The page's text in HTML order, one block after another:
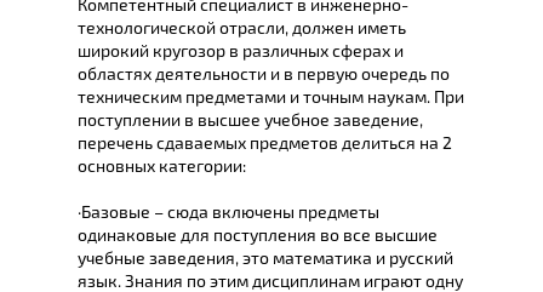
Компетентный специалист в инженерно-
технологической отрасли, должен иметь
широкий кругозор в различных сферах и
областях деятельности и в первую очередь по
техническим предметами и точным наукам. При
поступлении в высшее учебное заведение,
перечень сдаваемых предметов делиться на 2
основных категории:
·Базовые – сюда включены предметы
одинаковые для поступления во все высшие
учебные заведения, это математика и русский
язык. Знания по этим дисциплинам играют одну